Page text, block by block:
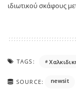
ιδιωτικού σκάφους
TAGS:
SOURCE: newsit